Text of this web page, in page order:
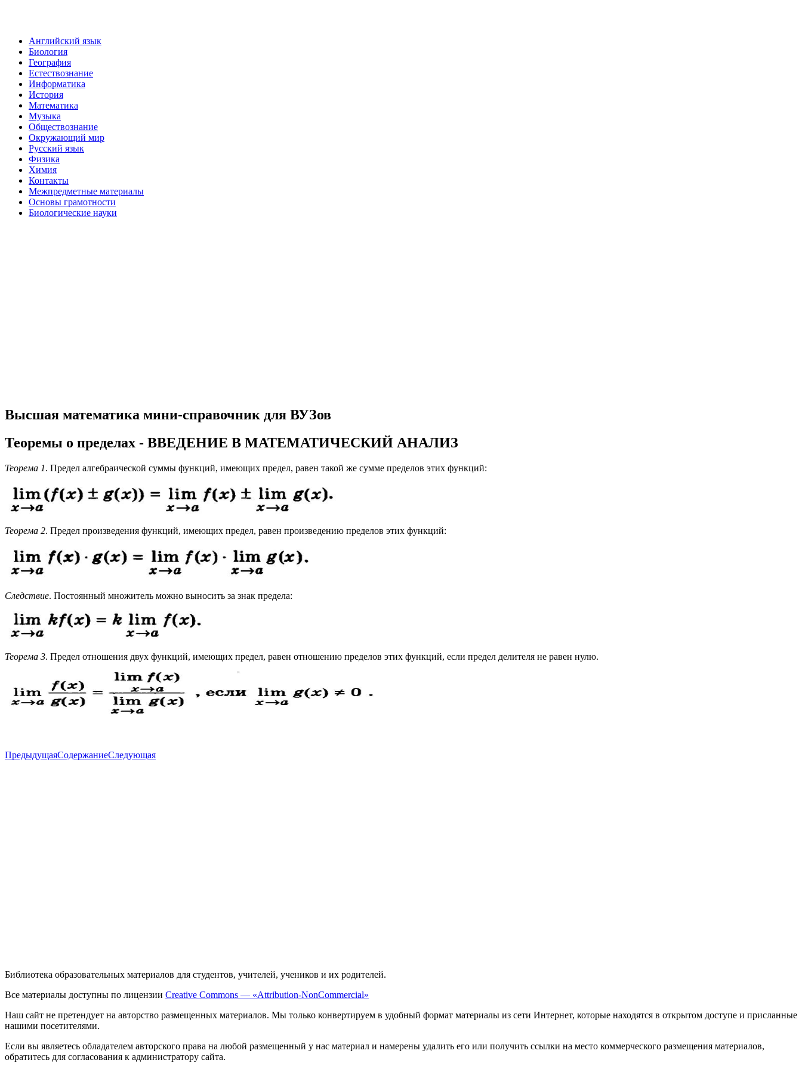
Английский язык
Биология
География
Естествознание
Информатика
История
Математика
Музыка
Обществознание
Окружающий мир
Русский язык
Физика
Химия
Контакты
Межпредметные материалы
Основы грамотности
Биологические науки
Высшая математика мини-справочник для ВУЗов
Теоремы о пределах - ВВЕДЕНИЕ В МАТЕМАТИЧЕСКИЙ АНАЛИЗ
Теорема 1. Предел алгебраической суммы функций, имеющих предел, равен такой же сумме пределов этих функций:
Теорема 2. Предел произведения функций, имеющих предел, равен произведению пределов этих функций:
Следствие. Постоянный множитель можно выносить за знак предела:
Теорема 3. Предел отношения двух функций, имеющих предел, равен отношению пределов этих функций, если предел делителя не равен нулю.
ПредыдущаяСодержаниеСледующая
Библиотека образовательных материалов для студентов, учителей, учеников и их родителей.
Все материалы доступны по лицензии Creative Commons — «Attribution-NonCommercial»
Наш сайт не претендует на авторство размещенных материалов. Мы только конвертируем в удобный формат материалы из сети Интернет, которые находятся в открытом доступе и присланные
нашими посетителями.
Если вы являетесь обладателем авторского права на любой размещенный у нас материал и намерены удалить его или получить ссылки на место коммерческого размещения материалов,
обратитесь для согласования к администратору сайта.